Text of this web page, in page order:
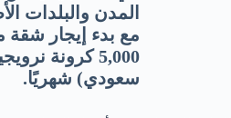
المدن والبلدات
مع بدء إيجار
سعودي) شهريًا.